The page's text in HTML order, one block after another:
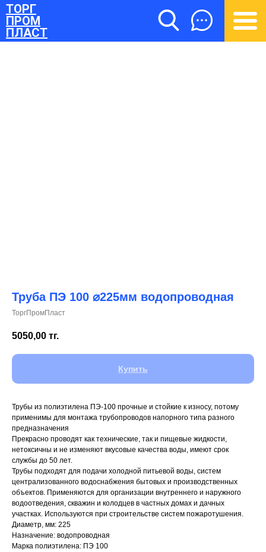
ТОРГ
ПРОМ
ПЛАСТ
(700) 730-70-73
Труба ПЭ 100 ⌀225мм водопроводная
ТоргПромПласт
5050,00 тг.
Купить
Трубы из полиэтилена ПЭ-100 прочные и стойкие к износу, потому
применимы для монтажа трубопроводов напорного типа разного
предназначения
Прекрасно проводят как технические, так и пищевые жидкости,
нетоксичны и не изменяют вкусовые качества воды, имеют срок
службы до 50 лет.
Трубы подходят для подачи холодной питьевой воды, систем
централизованного водоснабжения бытовых и производственных
объектов. Применяются для организации внутреннего и наружного
водоотведения, скважин и колодцев в частных домах и дачных
участках. Используются при строительстве систем пожаротушения.
Диаметр, мм: 225
Назначение: водопроводная
Марка полиэтилена: ПЭ 100